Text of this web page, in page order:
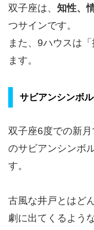
双子座は、 知性、
つサインです。
また、9ハウスは
ます。
サビアンシンボ
双子座6度での新
のサビアンシンボ
す。
古風な井戸とはど
劇に出てくるよう